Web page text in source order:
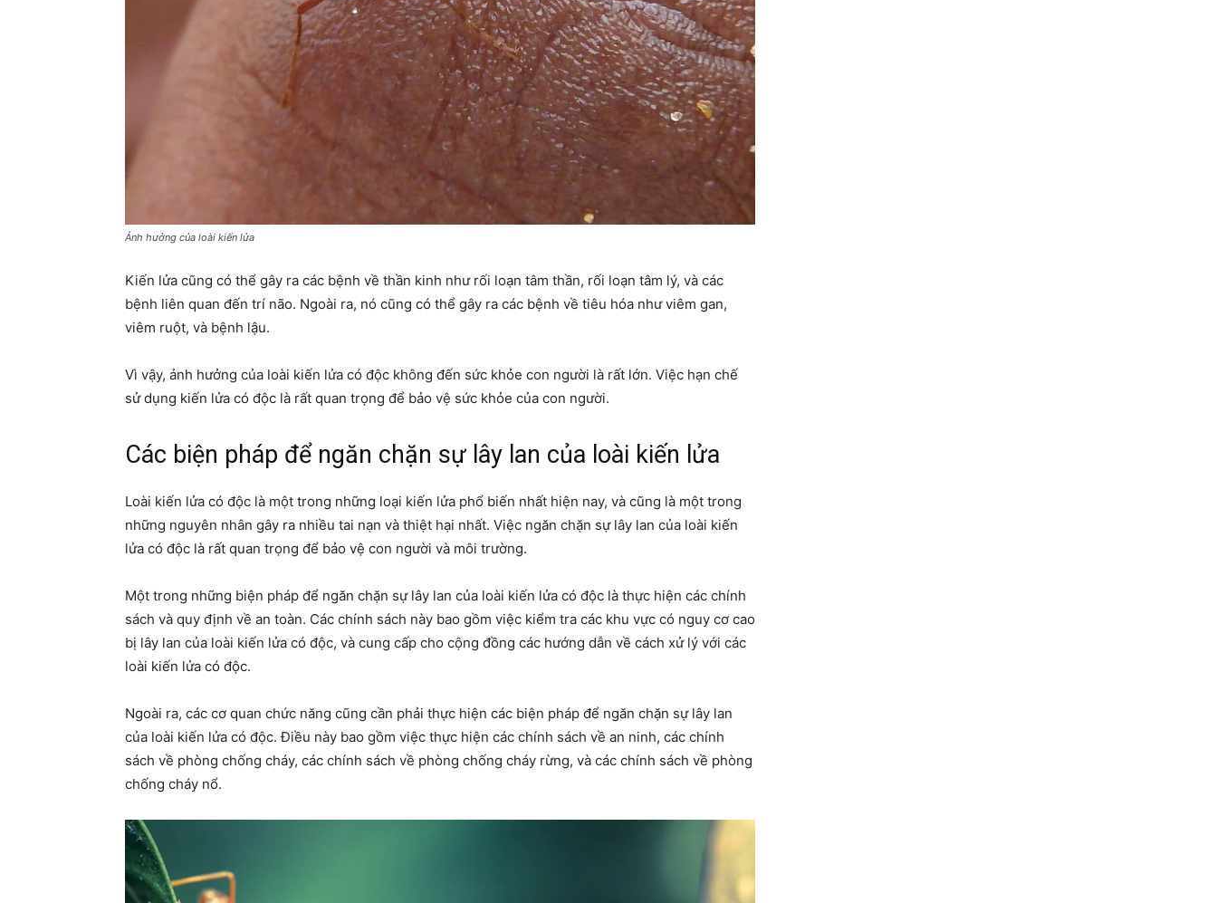
Ảnh hưởng của loài kiến lửa
Kiến lửa cũng có thể gây ra các bệnh về thần kinh như rối loạn tâm thần, rối loạn tâm lý, và các
bệnh liên quan đến trí não. Ngoài ra, nó cũng có thể gây ra các bệnh về tiêu hóa như viêm gan,
viêm ruột, và bệnh lậu.
Vì vậy, ảnh hưởng của loài kiến lửa có độc không đến sức khỏe con người là rất lớn. Việc hạn chế
sử dụng kiến lửa có độc là rất quan trọng để bảo vệ sức khỏe của con người.
Các biện pháp để ngăn chặn sự lây lan của loài kiến lửa
Loài kiến lửa có độc là một trong những loại kiến lửa phổ biến nhất hiện nay, và cũng là một trong
những nguyên nhân gây ra nhiều tai nạn và thiệt hại nhất. Việc ngăn chặn sự lây lan của loài kiến
lửa có độc là rất quan trọng để bảo vệ con người và môi trường.
Một trong những biện pháp để ngăn chặn sự lây lan của loài kiến lửa có độc là thực hiện các chính
sách và quy định về an toàn. Các chính sách này bao gồm việc kiểm tra các khu vực có nguy cơ cao
bị lây lan của loài kiến lửa có độc, và cung cấp cho cộng đồng các hướng dẫn về cách xử lý với các
loài kiến lửa có độc.
Ngoài ra, các cơ quan chức năng cũng cần phải thực hiện các biện pháp để ngăn chặn sự lây lan
của loài kiến lửa có độc. Điều này bao gồm việc thực hiện các chính sách về an ninh, các chính
sách về phòng chống cháy, các chính sách về phòng chống cháy rừng, và các chính sách về phòng
chống cháy nổ.